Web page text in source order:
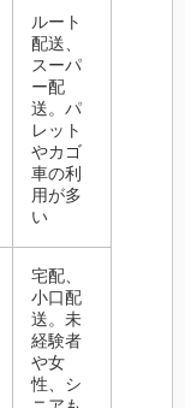
ルート
配送、
スーパ
ー配
送。パ
レット
やカゴ
車の利
用が多
い
宅配、
小口配
送。未
経験者
や女
性、シ